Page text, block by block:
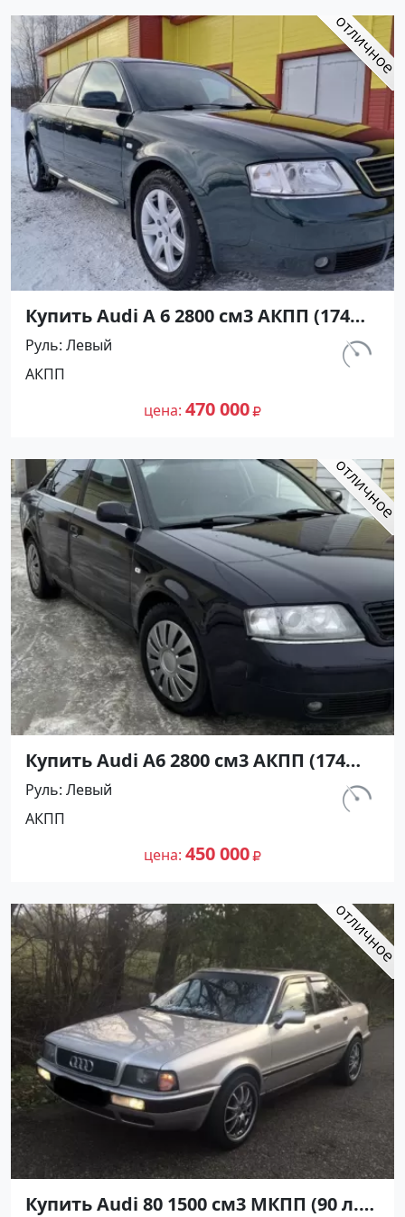
Купить Audi А 6 2800 см3 АКПП (174
л.с.) Бензин инжектор в
Белореченск: цвет Черный Седан
1997 года по цене 470000 рублей,
объявление №27206 на сайте
Руль Левый
АКПП
цена 470 000
Купить Audi А6 2800 см3 АКПП (174
л.с.) Бензин инжектор в
Новороссийск: цвет Черный Седан
1997 года по цене 450000 рублей,
объявление №27202 на сайте
Авторынок23
км.
Руль Левый
АКПП
цена 450 000
Купить Audi 80 1500 см3 МКПП (90 л.с.)